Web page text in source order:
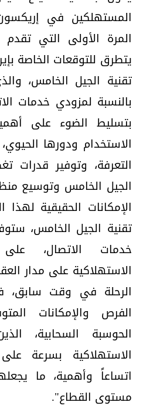
المستهلكين في
المرة الأولى التي
يتطرق للتوقعات الخاصة
تقنية الجيل الخامس،
بالنسبة لمزودي خدمات
بتسليط الضوء على
الاستخدام ودورها
التعرفة، وتوفير قدرات
الجيل الخامس وتوسيع
الإمكانات الحقيقية
تقنية الجيل الخامس،
خدمات الاتصال،
الاستهلاكية على مدار
الرحلة في وقت سابق،
الفرص والإمكانات
الحوسبة السحابية،
الاستهلاكية بسرعة
اتساعاً وأهمية، ما
مستوى القطاع".